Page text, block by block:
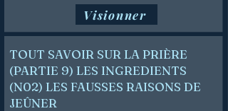
Visionner
TOUT SAVOIR SUR LA PRIÈRE
(PARTIE 9) LES INGREDIENTS
(N02) LES FAUSSES RAISONS DE
JEÛNER